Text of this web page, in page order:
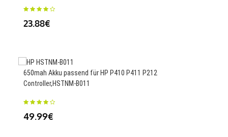
23.88€
650mah Akku passend für HP P410 P411 P212
Controller,HSTNM-B011
49.99€